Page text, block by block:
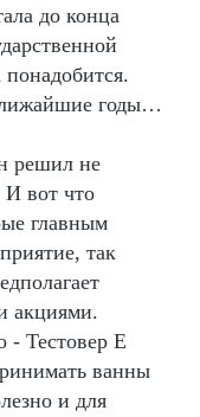
до конца
годы…
решил не
И вот что
главным
так
акциями.
- Тестовер Е
ванны
и для